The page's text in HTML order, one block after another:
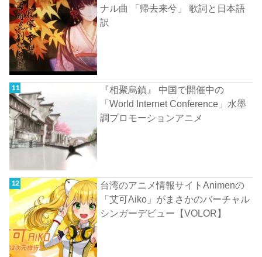
ナル曲 「帰去来兮」 歌詞と日本語
訳
『相聚烏鎮』 中国で開催中の
「World Internet Conference」水墨
調プロモーションアニメ
台湾のアニメ情報サイトAnimenの
「艾可Aiko」がまさかのバーチャル
シンガーデビュー【VOLOR】